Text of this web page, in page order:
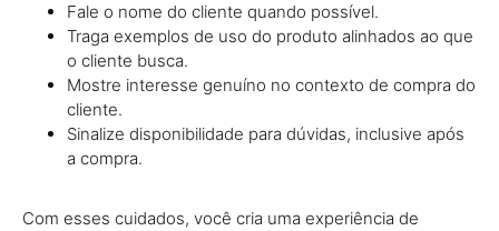
Fale o nome do cliente quando possível.
Traga exemplos de uso do produto alinhados ao que
o cliente busca.
Mostre interesse genuíno no contexto de compra do
cliente.
Sinalize disponibilidade para dúvidas, inclusive após
a compra.
Com esses cuidados, você cria uma experiência de